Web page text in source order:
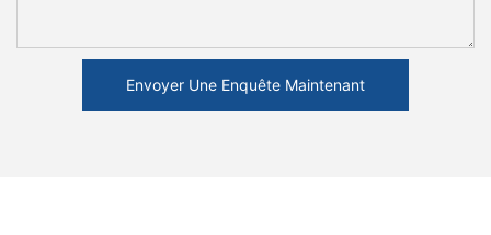
Envoyer Une Enquête Maintenant